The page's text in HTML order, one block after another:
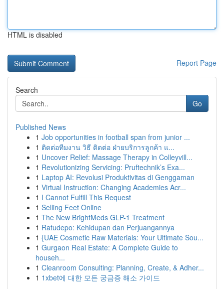
HTML is disabled
Report Page
Search
Go
Published News
1 Job opportunities in football span from junior ...
1 ติดต่อทีมงาน วิธี ติดต่อ ฝ่ายบริการลูกค้า แ...
1 Uncover Relief: Massage Therapy in Colleyvill...
1 Revolutionizing Servicing: Pruftechnik’s Exa...
1 Laptop AI: Revolusi Produktivitas di Genggaman
1 Virtual Instruction: Changing Academies Acr...
1 I Cannot Fulfill This Request
1 Selling Feet Online
1 The New BrightMeds GLP-1 Treatment
1 Ratudepo: Kehidupan dan Perjuangannya
1 {UAE Cosmetic Raw Materials: Your Ultimate Sou...
1 Gurgaon Real Estate: A Complete Guide to
househ...
1 Cleanroom Consulting: Planning, Create, & Adher...
1 1xbet에 대한 모든 궁금증 해소 가이드